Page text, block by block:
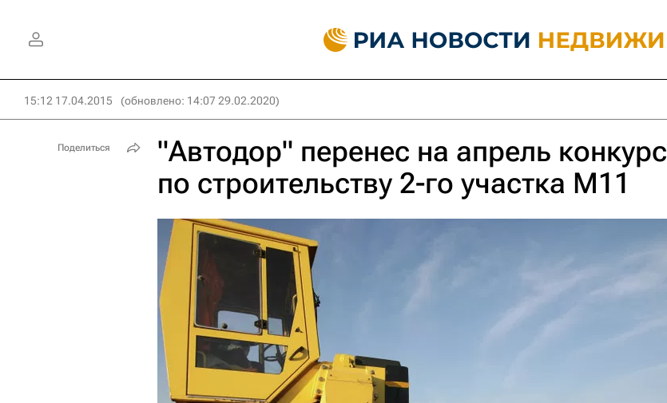
15:12 17.04.2015 (обновлено: 14:07 29.02.2020)
"Автодор" перенес на апрель конкурс
по строительству 2-го участка М11
Поделиться